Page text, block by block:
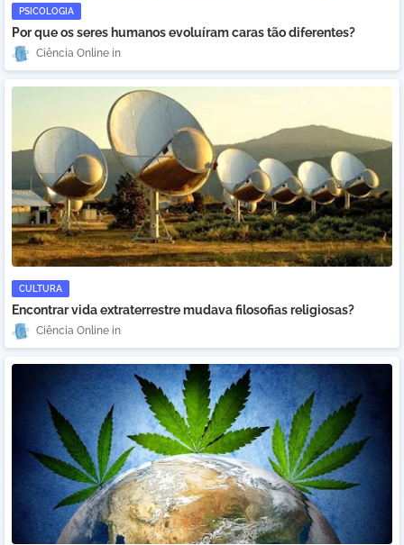
PSICOLOGIA
Por que os seres humanos evoluíram caras tão diferentes?
Ciência Online
CULTURA
Encontrar vida extraterrestre mudava filosofias religiosas?
Ciência Online